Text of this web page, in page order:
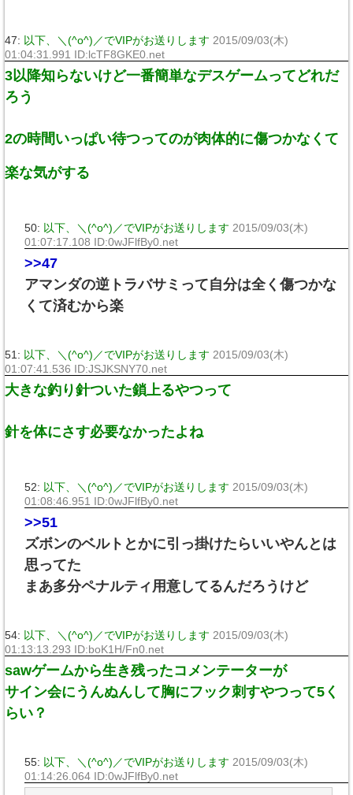
47: 以下、＼(^o^)／でVIPがお送りします 2015/09/03(木)
01:04:31.991 ID:lcTF8GKE0.net
3以降知らないけど一番簡単なデスゲームってどれだ
ろう
2の時間いっぱい待つってのが肉体的に傷つかなくて
楽な気がする
50: 以下、＼(^o^)／でVIPがお送りします 2015/09/03(木)
01:07:17.108 ID:0wJFlfBy0.net
>>47
アマンダの逆トラバサミって自分は全く傷つかな
くて済むから楽
51: 以下、＼(^o^)／でVIPがお送りします 2015/09/03(木)
01:07:41.536 ID:JSJKSNY70.net
大きな釣り針ついた鎖上るやつって
針を体にさす必要なかったよね
52: 以下、＼(^o^)／でVIPがお送りします 2015/09/03(木)
01:08:46.951 ID:0wJFlfBy0.net
>>51
ズボンのベルトとかに引っ掛けたらいいやんとは
思ってた
まあ多分ペナルティ用意してるんだろうけど
54: 以下、＼(^o^)／でVIPがお送りします 2015/09/03(木)
01:13:13.293 ID:boK1H/Fn0.net
sawゲームから生き残ったコメンテーターが
サイン会にうんぬんして胸にフック刺すやつって5く
らい？
55: 以下、＼(^o^)／でVIPがお送りします 2015/09/03(木)
01:14:26.064 ID:0wJFlfBy0.net